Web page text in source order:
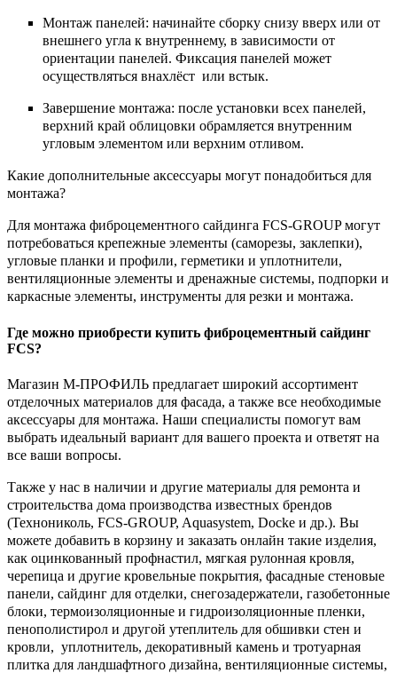
Монтаж панелей: начинайте сборку снизу вверх или от
внешнего угла к внутреннему, в зависимости от
ориентации панелей. Фиксация панелей может
осуществляться внахлёст или встык.
Завершение монтажа: после установки всех панелей,
верхний край облицовки обрамляется внутренним
угловым элементом или верхним отливом.
Какие дополнительные аксессуары могут понадобиться для
монтажа?
Для монтажа фиброцементного сайдинга FCS-GROUP могут
потребоваться крепежные элементы (саморезы, заклепки),
угловые планки и профили, герметики и уплотнители,
вентиляционные элементы и дренажные системы, подпорки и
каркасные элементы, инструменты для резки и монтажа.
Где можно приобрести купить фиброцементный сайдинг
FCS?
Магазин М-ПРОФИЛЬ предлагает широкий ассортимент
отделочных материалов для фасада, а также все необходимые
аксессуары для монтажа. Наши специалисты помогут вам
выбрать идеальный вариант для вашего проекта и ответят на
все ваши вопросы.
Также у нас в наличии и другие материалы для ремонта и
строительства дома производства известных брендов
(Технониколь, FCS-GROUP, Aquasystem, Docke и др.). Вы
можете добавить в корзину и заказать онлайн такие изделия,
как оцинкованный профнастил, мягкая рулонная кровля,
черепица и другие кровельные покрытия, фасадные стеновые
панели, сайдинг для отделки, снегозадержатели, газобетонные
блоки, термоизоляционные и гидроизоляционные пленки,
пенополистирол и другой утеплитель для обшивки стен и
кровли, уплотнитель, декоративный камень и тротуарная
плитка для ландшафтного дизайна, вентиляционные системы,